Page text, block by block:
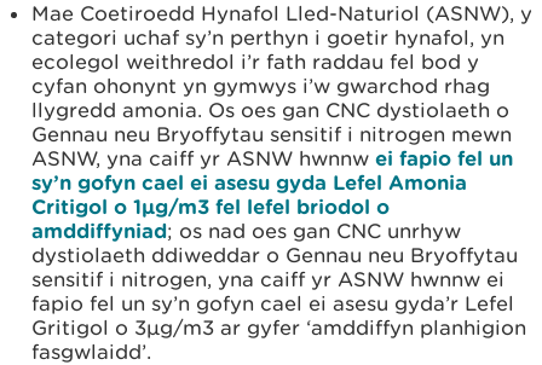
Mae Coetiroedd Hynafol Lled-Naturiol (ASNW), y
categori uchaf sy’n perthyn i goetir hynafol, yn
ecolegol weithredol i’r fath raddau fel bod y
cyfan ohonynt yn gymwys i’w gwarchod rhag
llygredd amonia. Os oes gan CNC dystiolaeth o
Gennau neu Bryoffytau sensitif i nitrogen mewn
ASNW, yna caiff yr ASNW hwnnw ei fapio fel un
sy’n gofyn cael ei asesu gyda Lefel Amonia
Critigol o 1µg/m3 fel lefel briodol o
amddiffyniad; os nad oes gan CNC unrhyw
dystiolaeth ddiweddar o Gennau neu Bryoffytau
sensitif i nitrogen, yna caiff yr ASNW hwnnw ei
fapio fel un sy’n gofyn cael ei asesu gyda’r Lefel
Gritigol o 3µg/m3 ar gyfer ‘amddiffyn planhigion
fasgwlaidd’.